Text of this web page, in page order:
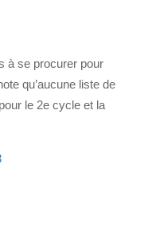
à se procurer pour
qu’aucune liste de
le 2e cycle et la